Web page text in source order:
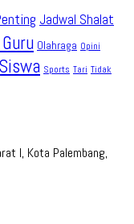
Jadwal Shalat
Olahraga Opini
Siswa Sports Tari Tidak
I, Kota Palembang,